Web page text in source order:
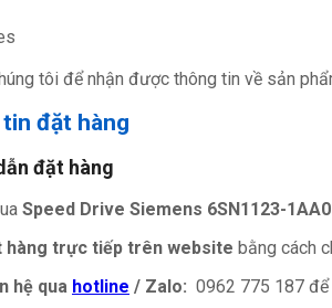
tôi để nhận được thông tin về sản
đặt hàng
đặt hàng
Speed Drive Siemens 6SN1123-
hàng trực tiếp trên website bằng cách
hệ qua hotline / Zalo: 0962 775 187